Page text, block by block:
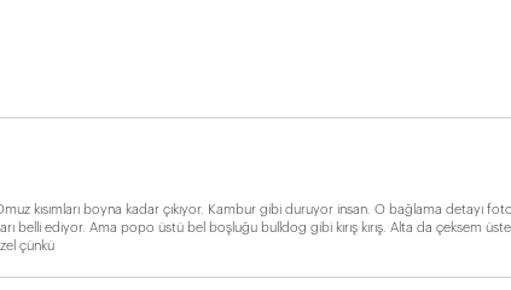
kısımları boyna kadar çıkıyor. Kambur gibi duruyor insan. O bağlama detayı
belli ediyor. Ama popo üstü bel boşluğu bulldog gibi kırış kırış. Alta da çeksem
çünkü